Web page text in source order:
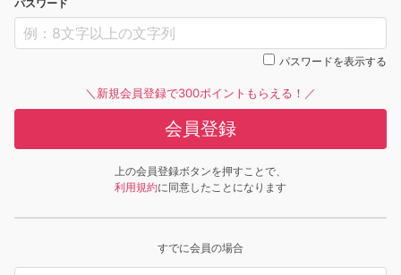
パスワード
パスワードを表示する
＼新規会員登録で300ポイントもらえる！／
会員登録
上の会員登録ボタンを押すことで、
利用規約に同意したことになります
すでに会員の場合